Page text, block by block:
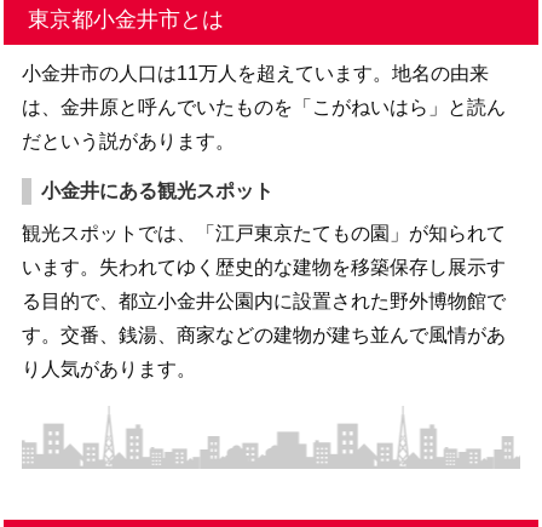
東京都小金井市とは
小金井市の人口は11万人を超えています。地名の由来
は、金井原と呼んでいたものを「こがねいはら」と読ん
だという説があります。
小金井にある観光スポット
観光スポットでは、「江戸東京たてもの園」が知られて
います。失われてゆく歴史的な建物を移築保存し展示す
る目的で、都立小金井公園内に設置された野外博物館で
す。交番、銭湯、商家などの建物が建ち並んで風情があ
り人気があります。